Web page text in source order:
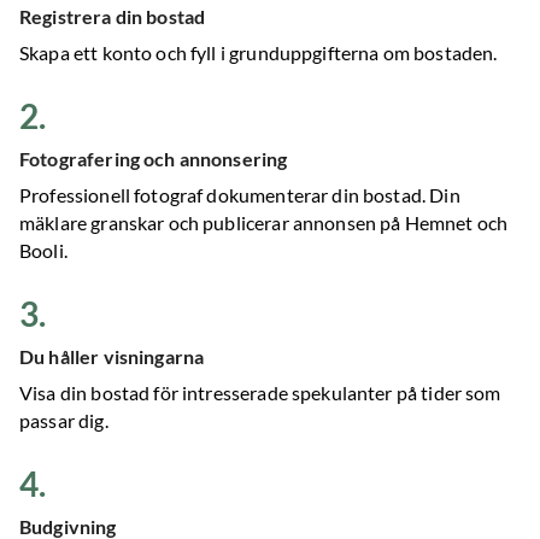
Registrera din bostad
Skapa ett konto och fyll i grunduppgifterna om bostaden.
2.
Fotografering och annonsering
Professionell fotograf dokumenterar din bostad. Din
mäklare granskar och publicerar annonsen på Hemnet och
Booli.
3.
Du håller visningarna
Visa din bostad för intresserade spekulanter på tider som
passar dig.
4.
Budgivning